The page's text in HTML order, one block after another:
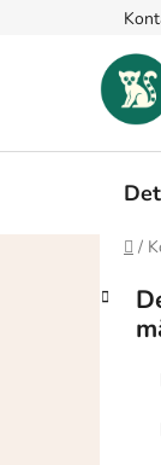
/
B
K
a